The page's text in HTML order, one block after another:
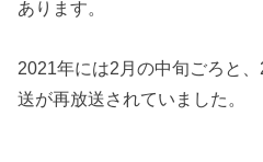
あります。
2021年には2月の中旬ごろと
送が再放送されていました。